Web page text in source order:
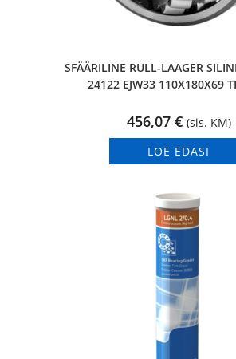
SFÄÄRILINE RULL-LAAGER
24122 EJW33 110X180X69
456,07 € (sis. KM)
LOE EDASI